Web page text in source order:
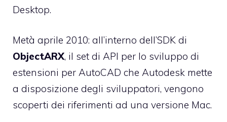
Desktop.
Metà aprile 2010: all’interno dell’SDK di
ObjectARX, il set di API per lo sviluppo di
estensioni per AutoCAD che Autodesk mette
a disposizione degli sviluppatori, vengono
scoperti dei riferimenti ad una versione Mac.